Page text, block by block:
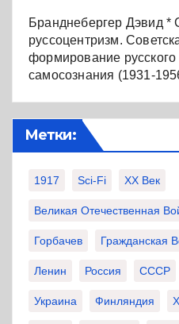
Бранднебергер Дэвид *
руссоцентризм.
формирование русского
самосознания (1931-
Метки:
1917 Sci-Fi XX Век
Великая Отечественная
Горбачев Гражданская
Ленин Россия СССР
Украина Финляндия